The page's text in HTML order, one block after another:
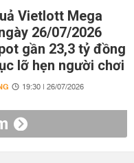
Vietlott Mega
26/07/2026
gần 23,3 tỷ đồng
lỡ hẹn người chơi
19:30 | 26/07/2026